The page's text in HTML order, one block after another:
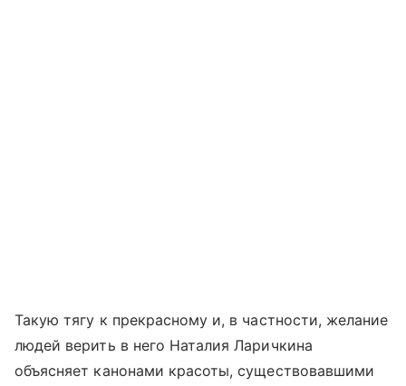
Такую тягу к прекрасному и, в частности, желание
людей верить в него Наталия Ларичкина
объясняет канонами красоты, существовавшими